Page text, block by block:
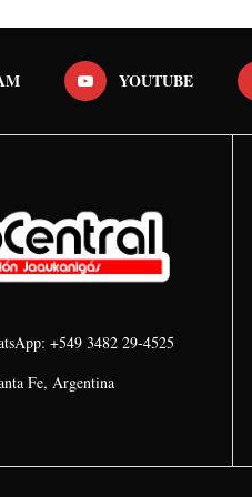
YOUTUBE
+549 3482 29-4525
Fe, Argentina